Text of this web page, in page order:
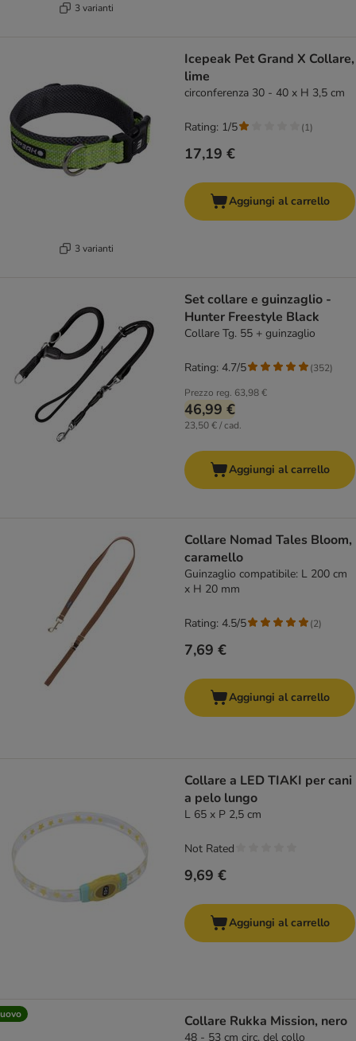
3 varianti
3 varianti
Icepeak Pet Grand X Collare,
lime
circonferenza 30 - 40 x H 3,5 cm
17,19 €
Rating: 1/5 (1)
Aggiungi al carrello
Set collare e guinzaglio -
Hunter Freestyle Black
Collare Tg. 55 + guinzaglio
Prezzo reg. 63,98 €
46,99 €
23,50 € / cad.
Rating: 4.7/5 (352)
Aggiungi al carrello
Collare Nomad Tales Bloom,
caramello
Guinzaglio compatibile: L 200 cm
x H 20 mm
7,69 €
Rating: 4.5/5 (2)
Aggiungi al carrello
Collare a LED TIAKI per cani
a pelo lungo
L 65 x P 2,5 cm
9,69 €
Not Rated
Aggiungi al carrello
Collare Rukka Mission, nero
48 - 53 cm circ. del collo